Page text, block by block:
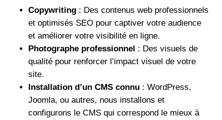
Copywriting: Des contenus web professionnels
et optimisés SEO pour captiver votre audience
et améliorer votre visibilité en ligne.
Photographe professionnel : Des visuels de
qualité pour renforcer l’impact visuel de votre
site.
Installation d’un CMS connu: WordPress,
Joomla, ou autres, nous installons et
configurons le CMS qui correspond le mieux à